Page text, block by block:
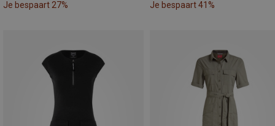
Je bespaart 27% Je bespaart 41%